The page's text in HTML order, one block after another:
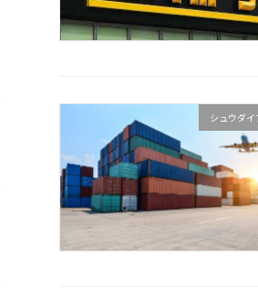
シュウダイ